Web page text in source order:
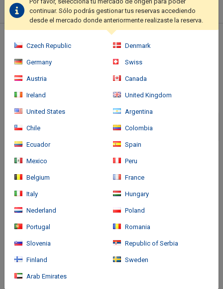
wireless Internet access and tour/ticket assistance.. Featured
amenities include a business center, a 24-hour front desk, and
luggage storage. Guests may use a roundtrip airport shuttle for a
surcharge, and free self parking is available onsite..
Cómo llegar
With a stay at Hotel Prado 34 West in Bucaramanga, you'll be a 4-
minute walk from Parque Mejoras Públicas and 7 minutes by
km) from Corfescu Theater and 0.
continuar. Sólo podrás gestionar tus reservas accediendo
desde el mercado donde anteriormente realizaste la reserva.
Czech Republic Denmark
Germany Swiss
Austria Canada
Ireland United Kingdom
United States Argentina
Chile Colombia
Ecuador Spain
Mexico Peru
Belgium France
Italy Hungary
Nederland Poland
Portugal Romania
Slovenia Republic of Serbia
Finland Sweden
Arab Emirates